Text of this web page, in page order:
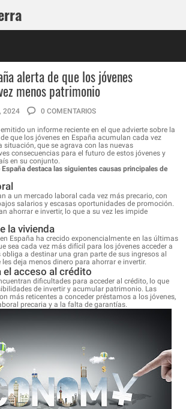
alerta de que los jóvenes
menos patrimonio
2024 0 COMENTARIOS
un informe reciente en el que advierte sobre la
que los jóvenes en España acumulan cada vez
situación, que se agrava con las nuevas
consecuencias para el futuro de estos jóvenes y
en su conjunto.
destaca las siguientes causas principales de
a un mercado laboral cada vez más precario, con
salarios y escasas oportunidades de promoción.
ahorrar e invertir, lo que a su vez les impide
la vivienda
España ha crecido exponencialmente en las últimas
sea cada vez más difícil para los jóvenes acceder a
a destinar una gran parte de sus ingresos al
deja menos dinero para ahorrar e invertir.
el acceso al crédito
dificultades para acceder al crédito, lo que
de invertir y acumular patrimonio. Las
más reticentes a conceder préstamos a los jóvenes,
precaria y a la falta de garantías.